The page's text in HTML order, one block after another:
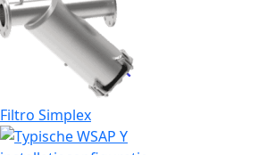
Filtro Simplex